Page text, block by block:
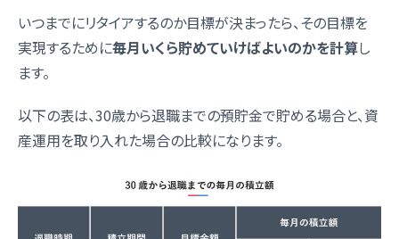
いつまでにリタイアするのか目標が決まったら、その目標を
実現するために毎月いくら貯めていけばよいのかを計算し
ます。
以下の表は、30歳から退職までの預貯金で貯める場合と、資
産運用を取り入れた場合の比較になります。